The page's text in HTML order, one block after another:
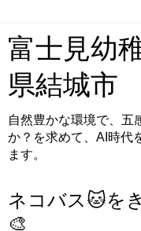
富士見幼
県結城市
自然豊かな環境で、五
か？を求めて、AI時代
ます。
ネコバス🐱を
🎨